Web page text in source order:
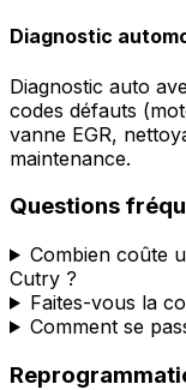
Diagnostic
Diagnostic auto
codes défauts
vanne EGR,
maintenance.
Questions
Combien coûte
Cutry ?
Faites-vous la
Comment se